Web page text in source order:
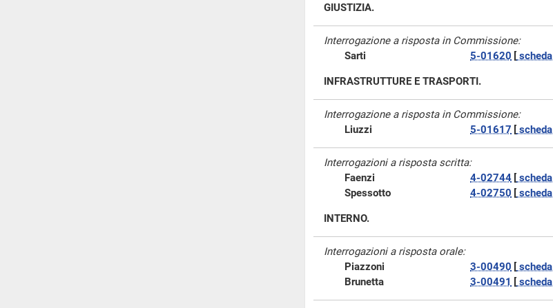
GIUSTIZIA.
Interrogazione a risposta in Commissione:
Sarti
5-01620 [ scheda
INFRASTRUTTURE E TRASPORTI.
Interrogazione a risposta in Commissione:
Liuzzi
5-01617 [ scheda
Interrogazioni a risposta scritta:
Faenzi
4-02744 [ scheda
Spessotto
4-02750 [ scheda
INTERNO.
Interrogazioni a risposta orale:
Piazzoni
3-00490 [ scheda
Brunetta
3-00491 [ scheda